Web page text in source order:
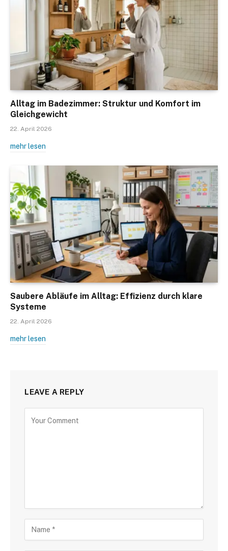
Alltag im Badezimmer: Struktur und Komfort im
Gleichgewicht
22. April 2026
mehr lesen
Saubere Abläufe im Alltag: Effizienz durch klare
Systeme
22. April 2026
mehr lesen
LEAVE A REPLY